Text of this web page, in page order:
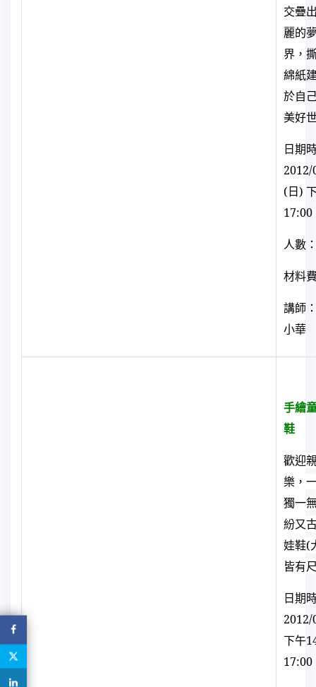
交疊
麗的
界，
綿紙
於自
美好
日期
2012/
(日)
17:00
人數
材料
講師
小華
手繪
鞋
歡迎
樂，
獨一
紛又
娃鞋(
皆有
日期
下午
17:00